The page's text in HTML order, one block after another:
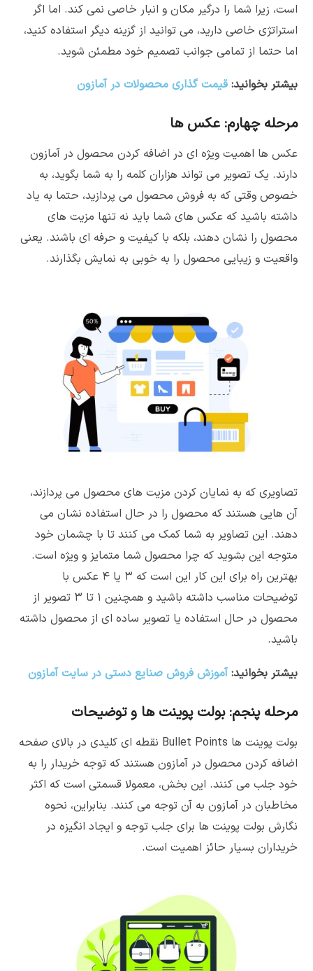
است، زیرا شما را درگیر مکان و انبار خاصی نمی کند. اما اگر
استراتژی خاصی دارید، می توانید از گزینه دیگر استفاده کنید،
اما حتما از تمامی جوانب تصمیم خود مطمئن شوید.
بیشتر بخوانید:قیمت گذاری محصولات در آمازون
مرحله چهارم: عکس ها
عکس ها اهمیت ویژه ای در اضافه کردن محصول در آمازون
دارند. یک تصویر می تواند هزاران کلمه را به شما بگوید، به
خصوص وقتی که به فروش محصول می پردازید، حتما به یاد
داشته باشید که عکس های شما باید نه تنها مزیت های
محصول را نشان دهند، بلکه با کیفیت و حرفه ای باشند. یعنی
واقعیت و زیبایی محصول را به خوبی به نمایش بگذارند.
تصاویری که به نمایان کردن مزیت های محصول می پردازند،
آن هایی هستند که محصول را در حال استفاده نشان می
دهند. این تصاویر به شما کمک می کنند تا با چشمان خود
متوجه این بشوید که چرا محصول شما متمایز و ویژه است.
بهترین راه برای این کار این است که ۳ یا ۴ عکس با
توضیحات مناسب داشته باشید و همچنین ۱ تا ۳ تصویر از
محصول در حال استفاده یا تصویر ساده ای از محصول داشته
باشید.
بیشتر بخوانید:آموزش فروش صنایع دستی در سایت آمازون
مرحله پنجم: بولت پوینت ها و توضیحات
بولت پوینت ها Bullet Points نقطه ای کلیدی در بالای صفحه
اضافه کردن محصول در آمازون هستند که توجه خریدار را به
خود جلب می کنند. این بخش، معمولا قسمتی است که اکثر
مخاطبان در آمازون به آن توجه می کنند. بنابراین، نحوه
نگارش بولت پوینت ها برای جلب توجه و ایجاد انگیزه در
خریداران بسیار حائز اهمیت است.